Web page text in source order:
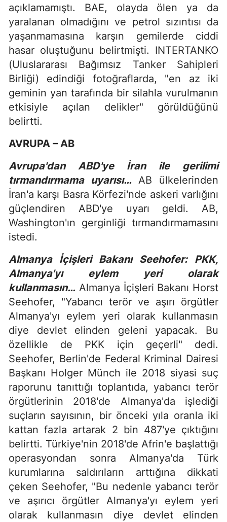
açıklamamıştı. BAE, olayda ölen ya da
yaralanan olmadığını ve petrol sızıntısı da
yaşanmamasına karşın gemilerde ciddi
hasar oluştuğunu belirtmişti. INTERTANKO
(Uluslararası Bağımsız Tanker Sahipleri
Birliği) edindiği fotoğraflarda, "en az iki
geminin yan tarafında bir silahla vurulmanın
etkisiyle açılan delikler" görüldüğünü
belirtti.
AVRUPA – AB
Avrupa'dan ABD'ye İran ile gerilimi
tırmandırmama uyarısı… AB ülkelerinden
İran'a karşı Basra Körfezi'nde askeri varlığını
güçlendiren ABD'ye uyarı geldi. AB,
Washington'ın gerginliği tırmandırmamasını
istedi.
Almanya İçişleri Bakanı Seehofer: PKK,
Almanya'yı eylem yeri olarak
kullanmasın… Almanya İçişleri Bakanı Horst
Seehofer, "Yabancı terör ve aşırı örgütler
Almanya'yı eylem yeri olarak kullanmasın
diye devlet elinden geleni yapacak. Bu
özellikle de PKK için geçerli" dedi.
Seehofer, Berlin'de Federal Kriminal Dairesi
Başkanı Holger Münch ile 2018 siyasi suç
raporunu tanıttığı toplantıda, yabancı terör
örgütlerinin 2018'de Almanya'da işlediği
suçların sayısının, bir önceki yıla oranla iki
kattan fazla artarak 2 bin 487'ye çıktığını
belirtti. Türkiye'nin 2018'de Afrin'e başlattığı
operasyondan sonra Almanya'da Türk
kurumlarına saldırıların arttığına dikkati
çeken Seehofer, "Bu nedenle yabancı terör
ve aşırıcı örgütler Almanya'yı eylem yeri
olarak kullanmasın diye devlet elinden